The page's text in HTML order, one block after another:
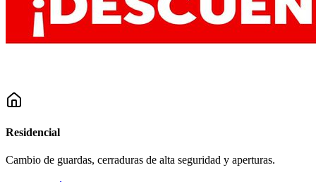
Residencial
Cambio de guardas, cerraduras de alta seguridad y aperturas.